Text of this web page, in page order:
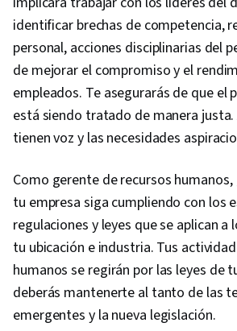
identificar brechas de competencia,
personal, acciones disciplinarias del
de mejorar el compromiso y el
empleados. Te asegurarás de que el
está siendo tratado de manera justa.
tienen voz y las necesidades
Como gerente de recursos
tu empresa siga cumpliendo con los
regulaciones y leyes que se aplican a
tu ubicación e industria. Tus
humanos se regirán por las leyes de
deberás mantenerte al tanto de las
emergentes y la nueva legislación.